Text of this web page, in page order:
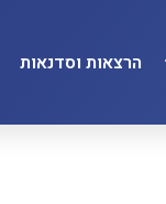
הרצאות וסדנאות